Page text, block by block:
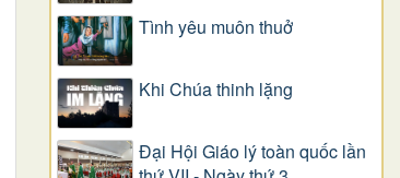
Tình yêu muôn thuở
Khi Chúa thinh lặng
Đại Hội Giáo lý toàn quốc lần